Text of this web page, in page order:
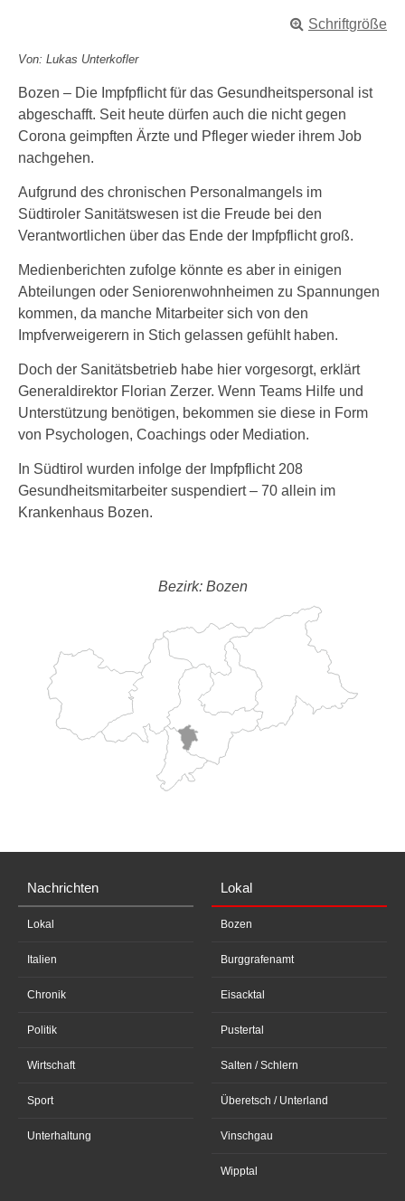
Schriftgröße
Von: Lukas Unterkofler
Bozen – Die Impfpflicht für das Gesundheitspersonal ist
abgeschafft. Seit heute dürfen auch die nicht gegen
Corona geimpften Ärzte und Pfleger wieder ihrem Job
nachgehen.
Aufgrund des chronischen Personalmangels im
Südtiroler Sanitätswesen ist die Freude bei den
Verantwortlichen über das Ende der Impfpflicht groß.
Medienberichten zufolge könnte es aber in einigen
Abteilungen oder Seniorenwohnheimen zu Spannungen
kommen, da manche Mitarbeiter sich von den
Impfverweigerern in Stich gelassen gefühlt haben.
Doch der Sanitätsbetrieb habe hier vorgesorgt, erklärt
Generaldirektor Florian Zerzer. Wenn Teams Hilfe und
Unterstützung benötigen, bekommen sie diese in Form
von Psychologen, Coachings oder Mediation.
In Südtirol wurden infolge der Impfpflicht 208
Gesundheitsmitarbeiter suspendiert – 70 allein im
Krankenhaus Bozen.
Bezirk: Bozen
Nachrichten
Lokal
Italien
Chronik
Politik
Wirtschaft
Sport
Unterhaltung
Lokal
Bozen
Burggrafenamt
Eisacktal
Pustertal
Salten / Schlern
Überetsch / Unterland
Vinschgau
Wipptal